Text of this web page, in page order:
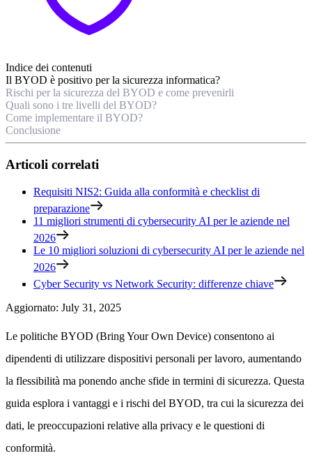
Indice dei contenuti
Il BYOD è positivo per la sicurezza informatica?
Rischi per la sicurezza del BYOD e come prevenirli
Quali sono i tre livelli del BYOD?
Come implementare il BYOD?
Conclusione
Articoli correlati
Requisiti NIS2: Guida alla conformità e checklist di
preparazione
11 migliori strumenti di cybersecurity AI per le aziende nel
2026
Le 10 migliori soluzioni di cybersecurity AI per le aziende nel
2026
Cyber Security vs Network Security: differenze chiave
Aggiornato: July 31, 2025
Le politiche BYOD (Bring Your Own Device) consentono ai
dipendenti di utilizzare dispositivi personali per lavoro, aumentando
la flessibilità ma ponendo anche sfide in termini di sicurezza. Questa
guida esplora i vantaggi e i rischi del BYOD, tra cui la sicurezza dei
dati, le preoccupazioni relative alla privacy e le questioni di
conformità.